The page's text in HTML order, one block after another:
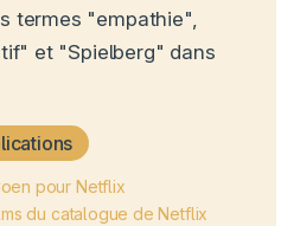
termes "empathie",
et "Spielberg" dans
pour Netflix
du catalogue de Netflix